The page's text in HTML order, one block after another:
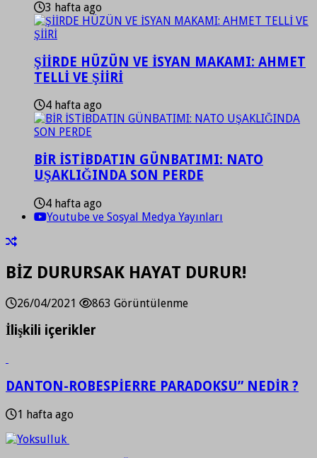
3 hafta ago
ŞİİRDE HÜZÜN VE İSYAN MAKAMI: AHMET
TELLİ VE ŞİİRİ
4 hafta ago
BİR İSTİBDATIN GÜNBATIMI: NATO
UŞAKLIĞINDA SON PERDE
4 hafta ago
Youtube ve Sosyal Medya Yayınları
BİZ DURURSAK HAYAT DURUR!
26/04/2021 863 Görüntülenme
İlişkili içerikler
DANTON-ROBESPİERRE PARADOKSU” NEDİR ?
1 hafta ago